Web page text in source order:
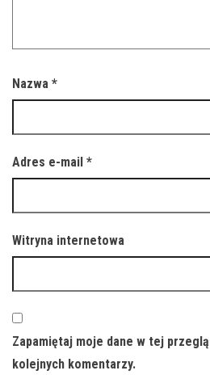
Nazwa *
Adres e-mail *
Witryna internetowa
Zapamiętaj moje dane w tej
kolejnych komentarzy.